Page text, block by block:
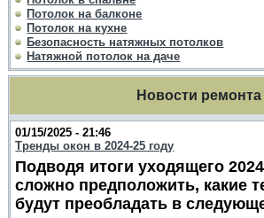
Потолок на балконе
Потолок на кухне
Безопасность натяжных потолков
Натяжной потолок на даче
Новости ремонта
01/15/2025 - 21:46
Тренды окон в 2024-25 году
Подводя итоги уходящего
сложно предположить, какие
будут преобладать в